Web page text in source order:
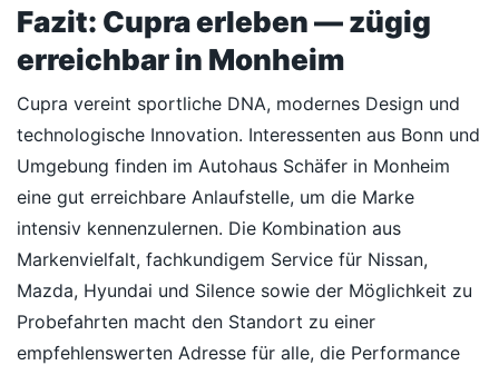
Fazit: Cupra erleben — zügig
erreichbar in Monheim
Cupra vereint sportliche DNA, modernes Design und
technologische Innovation. Interessenten aus Bonn und
Umgebung finden im Autohaus Schäfer in Monheim
eine gut erreichbare Anlaufstelle, um die Marke
intensiv kennenzulernen. Die Kombination aus
Markenvielfalt, fachkundigem Service für Nissan,
Mazda, Hyundai und Silence sowie der Möglichkeit zu
Probefahrten macht den Standort zu einer
empfehlenswerten Adresse für alle, die Performance